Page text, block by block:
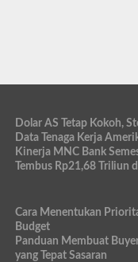
Dolar AS Tetap Kokoh,
Data Tenaga Kerja
Kinerja MNC Bank
Tembus Rp21,68 Triliun
Cara Menentukan
Budget
Panduan Membuat
yang Tepat Sasaran